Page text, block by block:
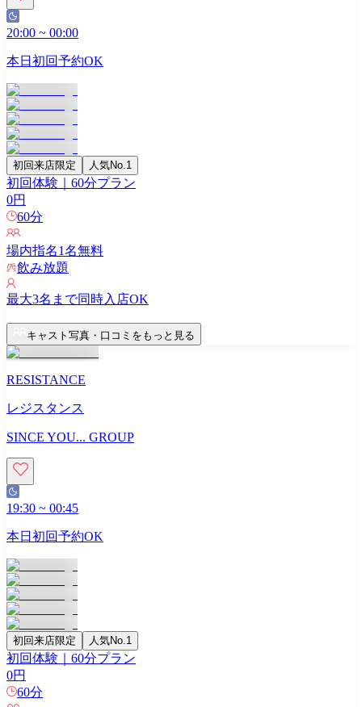
20:00 ~ 00:00
本日初回予約OK
初回来店限定 人気No.1
初回体験｜60分プラン
0円
60分
場内指名1名無料
飲み放題
最大3名まで同時入店OK
キャスト写真・口コミをもっと見る
RESISTANCE
レジスタンス
SINCE YOU... GROUP
19:30 ~ 00:45
本日初回予約OK
初回来店限定 人気No.1
初回体験｜60分プラン
0円
60分